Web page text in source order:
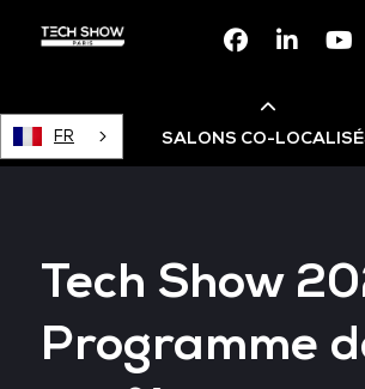
FacebookLinkedin
FR SALONS CO-
Devops Live
Cloud & Cyber Security
Tech Show
Programme